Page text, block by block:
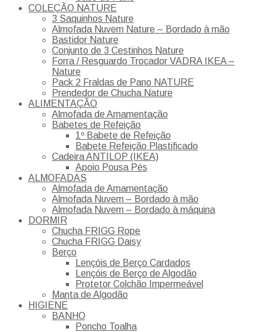
COLEÇÃO NATURE
3 Saquinhos Nature
Almofada Nuvem Nature – Bordado à mão
Bastidor Nature
Conjunto de 3 Cestinhos Nature
Forra / Resguardo Trocador VADRA IKEA –
Nature
Pack 2 Fraldas de Pano NATURE
Prendedor de Chucha Nature
ALIMENTAÇÃO
Almofada de Amamentação
Babetes de Refeição
1º Babete de Refeição
Babete Refeição Plastificado
Cadeira ANTILOP (IKEA)
Apoio Pousa Pés
ALMOFADAS
Almofada de Amamentação
Almofada Nuvem – Bordado à mão
Almofada Nuvem – Bordado à máquina
DORMIR
Chucha FRIGG Rope
Chucha FRIGG Daisy
Berço
Lençóis de Berço Cardados
Lençóis de Berço de Algodão
Protetor Colchão Impermeável
Manta de Algodão
HIGIENE
BANHO
Poncho Toalha